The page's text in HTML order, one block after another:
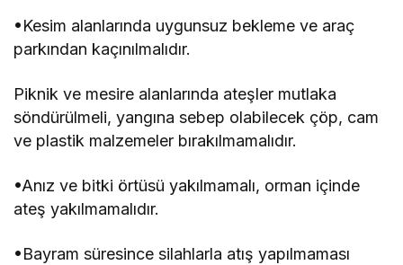
•Kesim alanlarında uygunsuz bekleme ve araç
parkından kaçınılmalıdır.
Piknik ve mesire alanlarında ateşler mutlaka
söndürülmeli, yangına sebep olabilecek çöp, cam
ve plastik malzemeler bırakılmamalıdır.
•Anız ve bitki örtüsü yakılmamalı, orman içinde
ateş yakılmamalıdır.
•Bayram süresince silahlarla atış yapılmaması